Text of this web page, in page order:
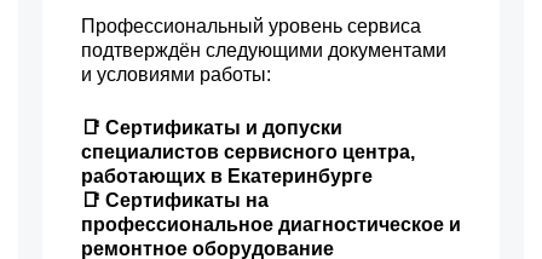
Профессиональный уровень сервиса
подтверждён следующими документами
и условиями работы:
📑 Сертификаты и допуски
специалистов сервисного центра,
работающих в Екатеринбурге
📑 Сертификаты на
профессиональное диагностическое и
ремонтное оборудование